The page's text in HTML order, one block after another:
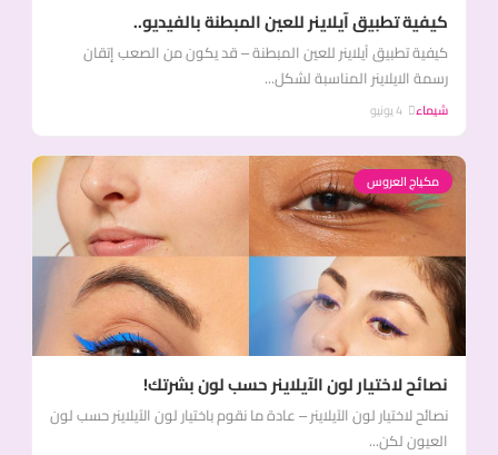
كيفية تطبيق آيلاينر للعين المبطنة بالفيديو..
كيفية تطبيق آيلاينر للعين المبطنة – قد يكون من الصعب إتقان
رسمة الايلاينر المناسبة لشكل...
شيماء
مكياج العروس
نصائح لاختيار لون الآيلاينر حسب لون بشرتك!
نصائح لاختيار لون الآيلاينر – عادة ما نقوم باختيار لون الآيلاينر حسب لون
العيون لكن...